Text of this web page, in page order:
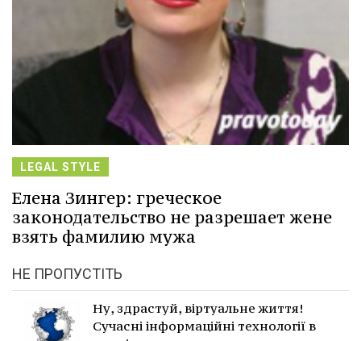
LEGAL STYLE
Елена Зингер: греческое
законодательство не разрешает жене
взять фамилию мужа
НЕ ПРОПУСТІТЬ
Ну, здрастуй, віртуальне життя!
Сучасні інформаційні технології в